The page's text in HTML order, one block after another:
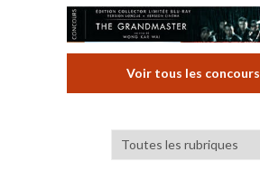
Voir tous les concours